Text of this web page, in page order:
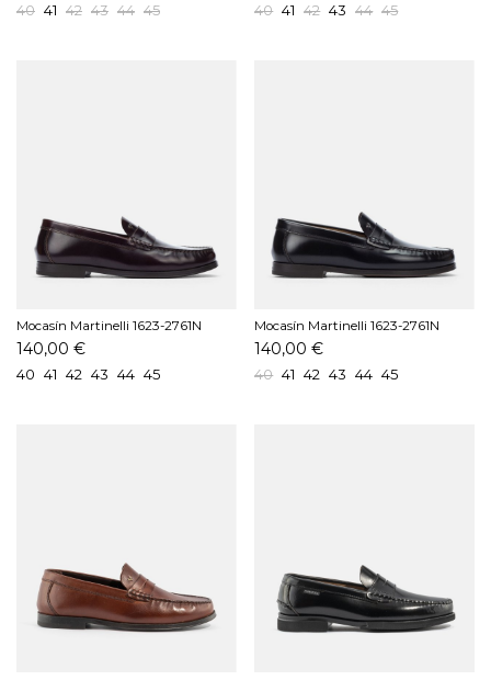
40 41 42 43 44 45
40 41 42 43 44 45
Mocasín Martinelli 1623-2761N
Burdeos
140,00 €
40 41 42 43 44 45
Mocasín Martinelli 1623-2761N
Negro
140,00 €
40 41 42 43 44 45